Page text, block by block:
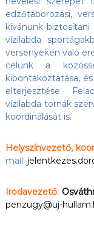
edzőtáborozási,
kívánunk
vízilabda
versenyeken való
célunk a
kibontakoztatása,
elterjesztése.
vízilabda tornák
koordinálását is.
Helyszínvezető,
mail:
Irodavezető:
penzugy@uj-